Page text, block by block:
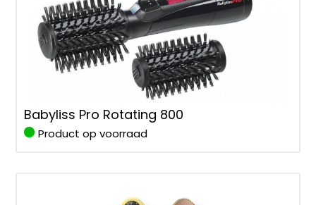
Babyliss Pro Rotating 800
Product op voorraad